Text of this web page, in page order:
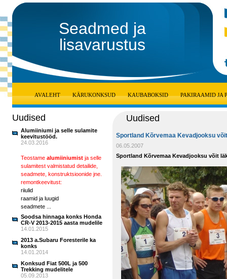
Seadmed ja
lisavarustus
AVALEHT KÄRUKONKSUD KAUBABOKSID PAKIRAAMID JA
Uudised
Alumiiniumi ja selle sulamite
keevitustööd.
24.03.2016
Teostame alumiiniumist ja selle
sulamitest valmistatud detailide,
seadmete, konstruktsioonide jne.
remontkeevitust:
riiulid
raamid ja luugid
seadmete ...
Soodsa hinnaga konks Honda
CR-V 2013-2015 aasta mudelile
14.01.2015
2013 a.Subaru Foresterile ka
konks
14.01.2014
Konksud Fiat 500L ja 500
Trekking mudelitele
05.09.2013
Uudised
Sportland Kõrvemaa Kevadjooksu
06.05.2007
Sportland Kõrvemaa Kevadjooksu võit